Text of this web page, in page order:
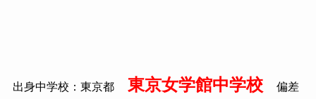
出身中学校：東京都 東京女学館中学校 偏差